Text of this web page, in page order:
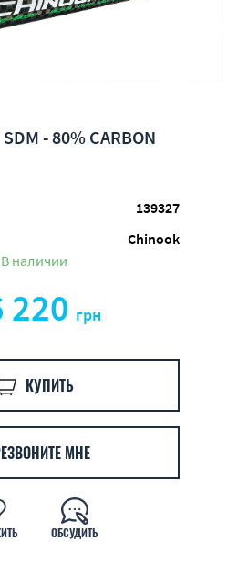
- 80% CARBON
139327
Chinook
В наличии
220 грн
КУПИТЬ
МНЕ
ОБСУДИТЬ